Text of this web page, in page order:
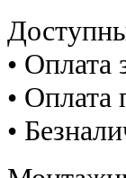
• Оплата
• Оплата
•